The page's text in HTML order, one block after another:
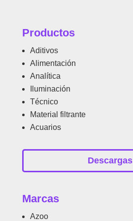
Productos
Aditivos
Alimentación
Analítica
Iluminación
Técnico
Material filtrante
Acuarios
Descargas
Marcas
Azoo